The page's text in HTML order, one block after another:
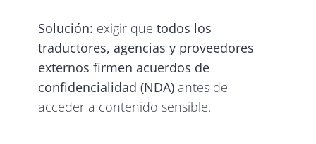
Solución: exigir quetodos los
traductores, agencias y proveedores
externos firmen acuerdos de
confidencialidad (NDA) antes de
acceder a contenido sensible.